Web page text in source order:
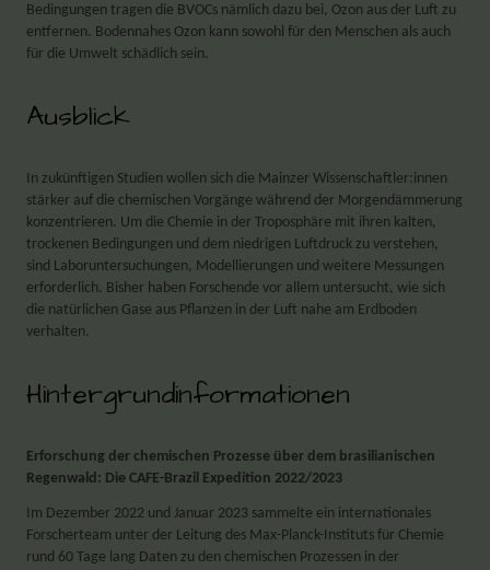
Bedingungen tragen die BVOCs nämlich dazu bei, Ozon aus der Luft zu
entfernen. Bodennahes Ozon kann sowohl für den Menschen als auch
für die Umwelt schädlich sein.
Ausblick
In zukünftigen Studien wollen sich die Mainzer Wissenschaftler:innen
stärker auf die chemischen Vorgänge während der Morgendämmerung
konzentrieren. Um die Chemie in der Troposphäre mit ihren kalten,
trockenen Bedingungen und dem niedrigen Luftdruck zu verstehen,
sind Laboruntersuchungen, Modellierungen und weitere Messungen
erforderlich. Bisher haben Forschende vor allem untersucht, wie sich
die natürlichen Gase aus Pflanzen in der Luft nahe am Erdboden
verhalten.
Hintergrundinformationen
Erforschung der chemischen Prozesse über dem brasilianischen
Regenwald: Die CAFE-Brazil Expedition 2022/2023
Im Dezember 2022 und Januar 2023 sammelte ein internationales
Forscherteam unter der Leitung des Max-Planck-Instituts für Chemie
rund 60 Tage lang Daten zu den chemischen Prozessen in der